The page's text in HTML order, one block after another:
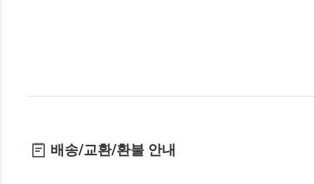
배송/교환/환불 안내